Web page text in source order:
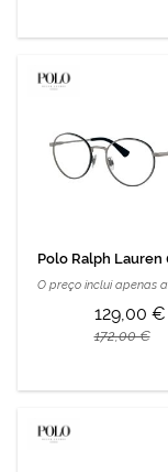
Polo Ralph Lauren
O preço inclui apenas
129,00 €
172,00 €